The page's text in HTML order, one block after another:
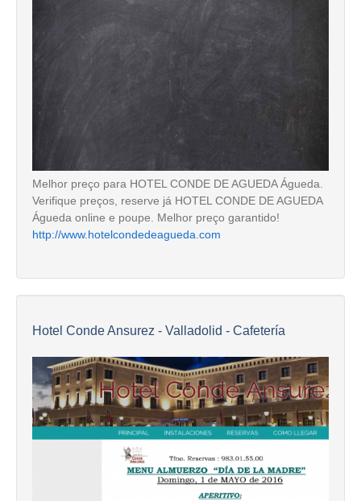
Melhor preço para HOTEL CONDE DE AGUEDA Águeda.
Verifique preços, reserve já HOTEL CONDE DE AGUEDA
Águeda online e poupe. Melhor preço garantido!
http://www.hotelcondedeagueda.com
Hotel Conde Ansurez - Valladolid - Cafetería